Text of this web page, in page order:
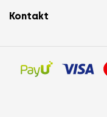
Kontakt